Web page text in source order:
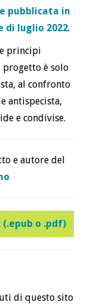
pubblicata in
luglio 2022.
principi
progetto è solo
al confronto
antispecista,
e condivise.
e autore del
o .pdf)
di questo sito